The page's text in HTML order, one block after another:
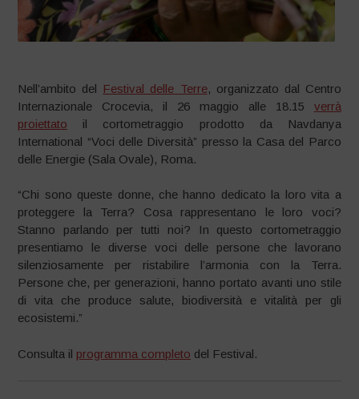
Nell’ambito del Festival delle Terre, organizzato dal Centro
Internazionale Crocevia, il 26 maggio alle 18.15 verrà
proiettato il cortometraggio prodotto da Navdanya
International “Voci delle Diversità” presso la Casa del Parco
delle Energie (Sala Ovale), Roma.
“Chi sono queste donne, che hanno dedicato la loro vita a
proteggere la Terra? Cosa rappresentano le loro voci?
Stanno parlando per tutti noi? In questo cortometraggio
presentiamo le diverse voci delle persone che lavorano
silenziosamente per ristabilire l’armonia con la Terra.
Persone che, per generazioni, hanno portato avanti uno stile
di vita che produce salute, biodiversità e vitalità per gli
ecosistemi.”
Consulta il programma completo del Festival.